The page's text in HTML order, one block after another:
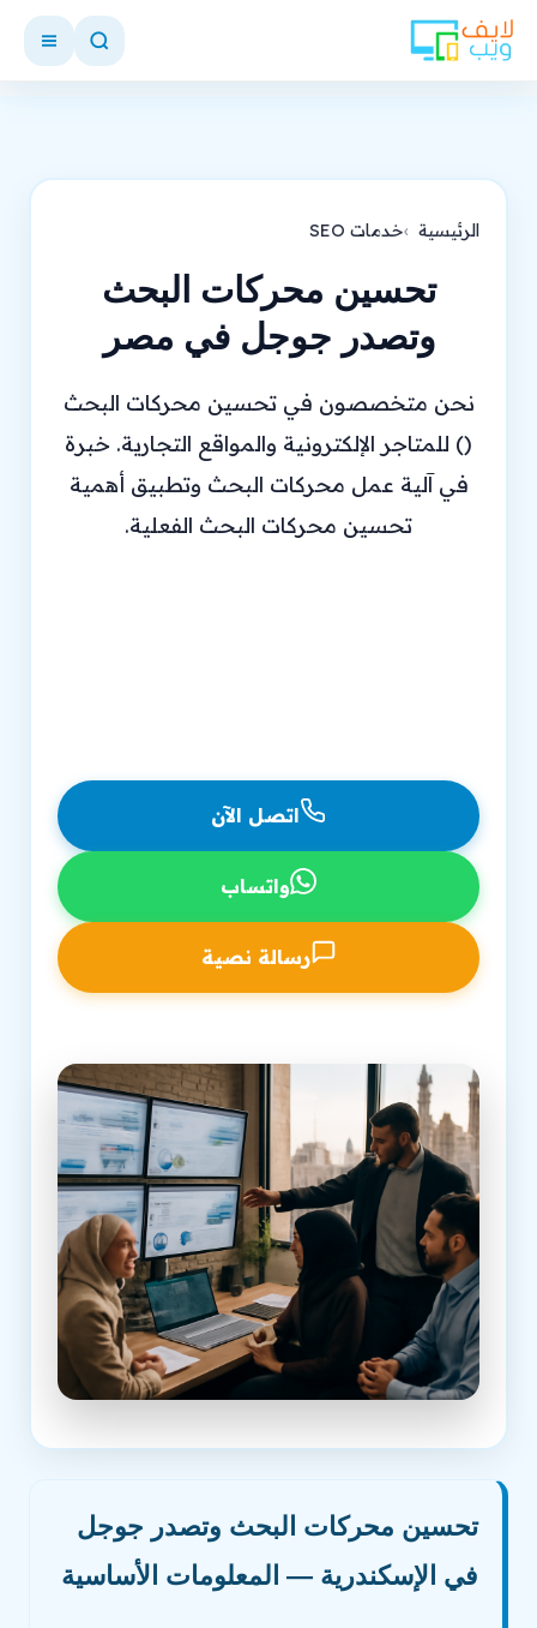
الرئيسية خدمات SEO
تحسين محركات البحث
وتصدر جوجل في مصر
نحن متخصصون في تحسين محركات البحث
() للمتاجر الإلكترونية والمواقع التجارية. خبرة
في آلية عمل محركات البحث وتطبيق أهمية
تحسين محركات البحث الفعلية.
اتصل الآن
واتساب
رسالة نصية
تحسين محركات البحث وتصدر جوجل
في الإسكندرية — المعلومات الأساسية